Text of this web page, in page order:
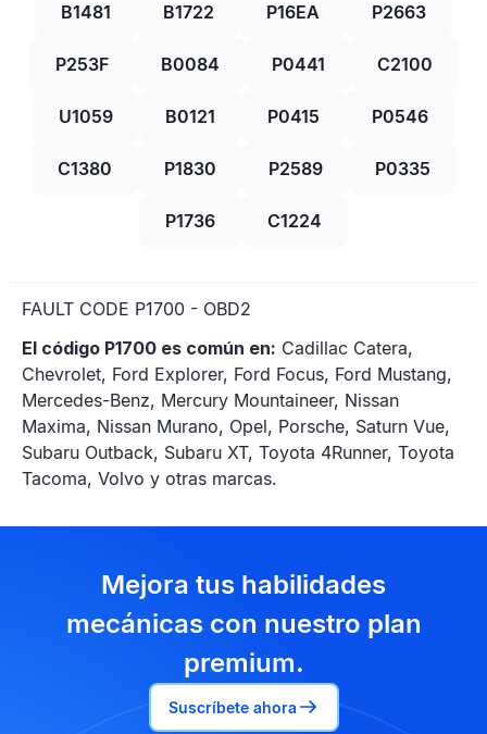
B1481 B1722 P16EA P2663
P253F B0084 P0441 C2100
U1059 B0121 P0415 P0546
C1380 P1830 P2589 P0335
P1736 C1224
FAULT CODE P1700 - OBD2
El código P1700 es común en: Cadillac Catera,
Chevrolet, Ford Explorer, Ford Focus, Ford Mustang,
Mercedes-Benz, Mercury Mountaineer, Nissan
Maxima, Nissan Murano, Opel, Porsche, Saturn Vue,
Subaru Outback, Subaru XT, Toyota 4Runner, Toyota
Tacoma, Volvo y otras marcas.
Mejora tus habilidades
mecánicas con nuestro plan
premium.
Suscríbete ahora